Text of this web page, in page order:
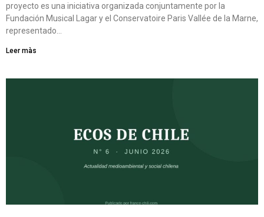
proyecto es una iniciativa organizada conjuntamente por la
Fundación Musical Lagar y el Conservatoire Paris Vallée de la Marne,
representado…
Leer màs